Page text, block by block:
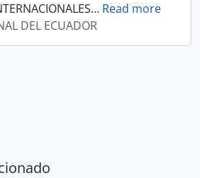
… Read more
DEL ECUADOR